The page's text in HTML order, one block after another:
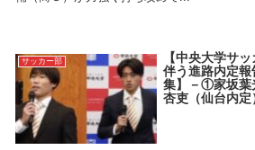
サッカー部
【中央大学サ
伴う進路内定報
集】－①家坂葉
杏吏（仙台内定